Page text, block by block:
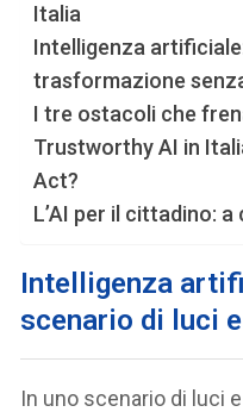
Italia
Intelligenza
trasformazione
I tre ostacoli che
Trustworthy AI in
Act?
L’AI per il cittadino:
Intelligenza
scenario di luci
In uno scenario di luci